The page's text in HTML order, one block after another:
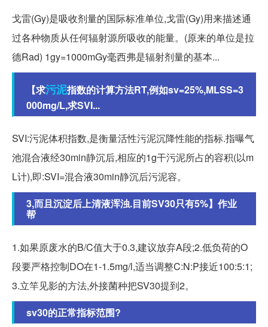
戈雷(Gy)是吸收剂量的国际标准单位,戈雷(Gy)用来描述通
过各种物质从任何辐射源所吸收的能量。(原来的单位是拉
德Rad) 1gy=1000mGy毫西弗是辐射剂量的基本...
【求污泥指数的计算方法RT,例如sv=25%,MLSS=3
000mg/L,求SVI...
SVI:污泥体积指数,是衡量活性污泥沉降性能的指标.指曝气
池混合液经30min静沉后,相应的1g干污泥所占的容积(以m
L计),即:SVI=混合液30min静沉后污泥容。
3,而且沉淀后上清液浑浊.目前SV30只有5%】作业
帮
1.如果原废水的B/C值大于0.3,建议放弃A段;2.低负荷的O
段要严格控制DO在1-1.5mg/l,适当调整C:N:P接近100:5:1;
3.立竿见影的方法,外接菌种把SV30提到2。
sv30的正常指标范围?